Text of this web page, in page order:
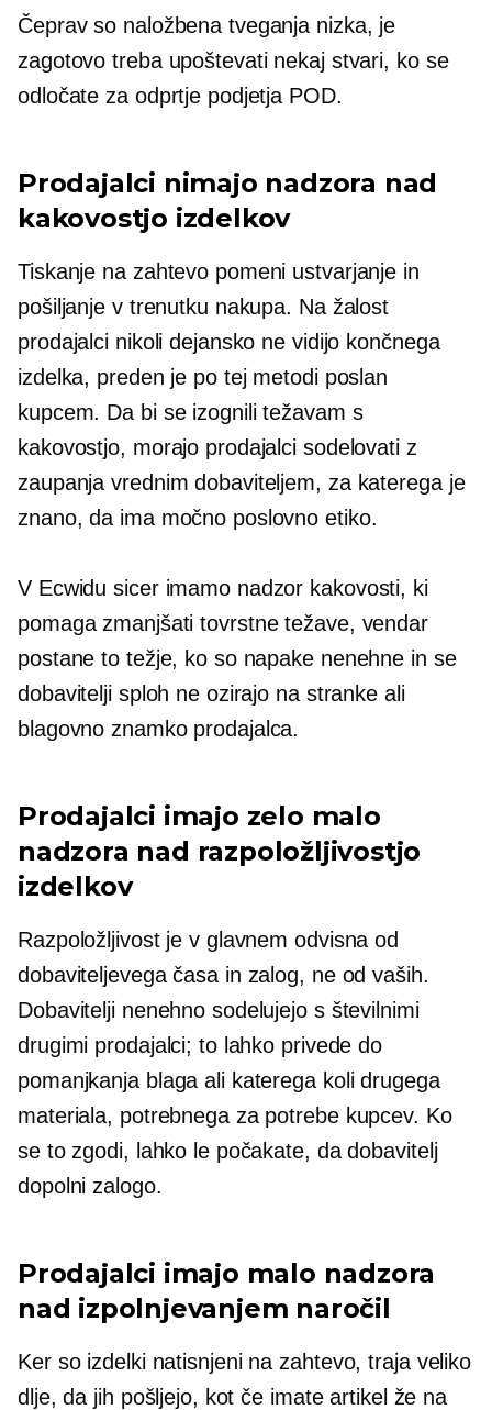
Čeprav so naložbena tveganja nizka, je
zagotovo treba upoštevati nekaj stvari, ko se
odločate za odprtje podjetja POD.
Prodajalci nimajo nadzora nad
kakovostjo izdelkov
Tiskanje na zahtevo pomeni ustvarjanje in
pošiljanje v trenutku nakupa. Na žalost
prodajalci nikoli dejansko ne vidijo končnega
izdelka, preden je po tej metodi poslan
kupcem. Da bi se izognili težavam s
kakovostjo, morajo prodajalci sodelovati z
zaupanja vrednim dobaviteljem, za katerega je
znano, da ima močno poslovno etiko.
V Ecwidu sicer imamo nadzor kakovosti, ki
pomaga zmanjšati tovrstne težave, vendar
postane to težje, ko so napake nenehne in se
dobavitelji sploh ne ozirajo na stranke ali
blagovno znamko prodajalca.
Prodajalci imajo zelo malo
nadzora nad razpoložljivostjo
izdelkov
Razpoložljivost je v glavnem odvisna od
dobaviteljevega časa in zalog, ne od vaših.
Dobavitelji nenehno sodelujejo s številnimi
drugimi prodajalci; to lahko privede do
pomanjkanja blaga ali katerega koli drugega
materiala, potrebnega za potrebe kupcev. Ko
se to zgodi, lahko le počakate, da dobavitelj
dopolni zalogo.
Prodajalci imajo malo nadzora
nad izpolnjevanjem naročil
Ker so izdelki natisnjeni na zahtevo, traja veliko
dlje, da jih pošljejo, kot če imate artikel že na